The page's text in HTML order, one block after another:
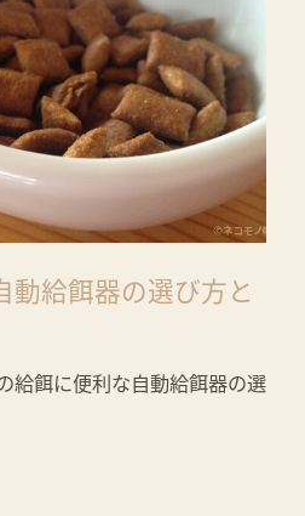
動給餌器の選び方と
給餌に便利な自動給餌器の選